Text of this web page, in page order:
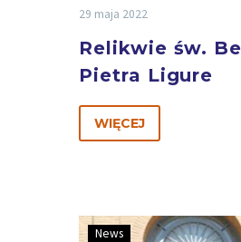
29 maja 2022
Relikwie św.
Pietra Ligure
WIĘCEJ
News